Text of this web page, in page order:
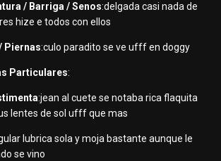
/ Barriga / Senos:delgada casi nada de
hize e todos con ellos
Piernas:culo paradito se ve ufff en doggy
Particulares:
:jean al cuete se notaba rica flaquita
lentes de sol ufff que mas
lubrica sola y moja bastante aunque le
se vino